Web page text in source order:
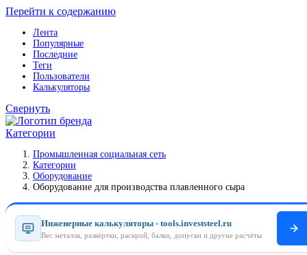
Перейти к содержанию
Лента
Популярные
Последние
Теги
Пользователи
Калькуляторы
Свернуть
Категории
Промышленная социальная сеть
Категории
Оборудование
Оборудование для производства плавленного сыра
Инженерные калькуляторы - tools.investsteel.ru
Вес металла, развёртки, раскрой, балки, допуски и другие расчёты